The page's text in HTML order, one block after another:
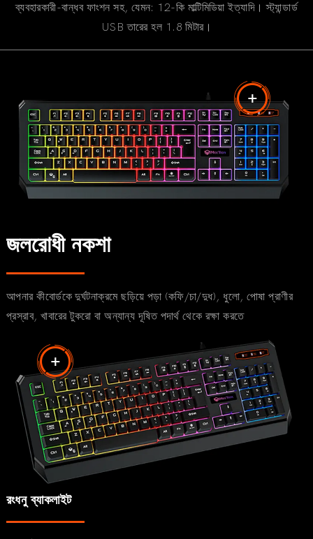
ব্যবহারকারী-বান্ধব ফাংশন সহ, যেমন: 12-কি মাল্টিমিডিয়া ইত্যাদি। স্ট্যান্ডার্ড
USB তারের হল 1.8 মিটার।
জলরোধী নকশা
আপনার কীবোর্ডকে দুর্ঘটনাক্রমে ছড়িয়ে পড়া (কফি/চা/দুধ), ধুলো, পোষা প্রাণীর
প্রস্রাব, খাবারের টুকরো বা অন্যান্য দূষিত পদার্থ থেকে রক্ষা করতে
রংধনু ব্যাকলাইট